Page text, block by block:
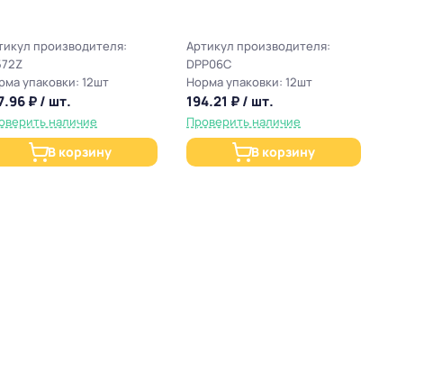
производителя:
упаковки: 12шт
₽ / шт.
наличие
В корзину
Артикул производителя:
DPP06C
Норма упаковки: 12шт
194.21 ₽ / шт.
Проверить наличие
В корзину